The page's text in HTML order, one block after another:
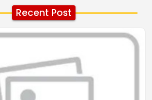
Recent Post